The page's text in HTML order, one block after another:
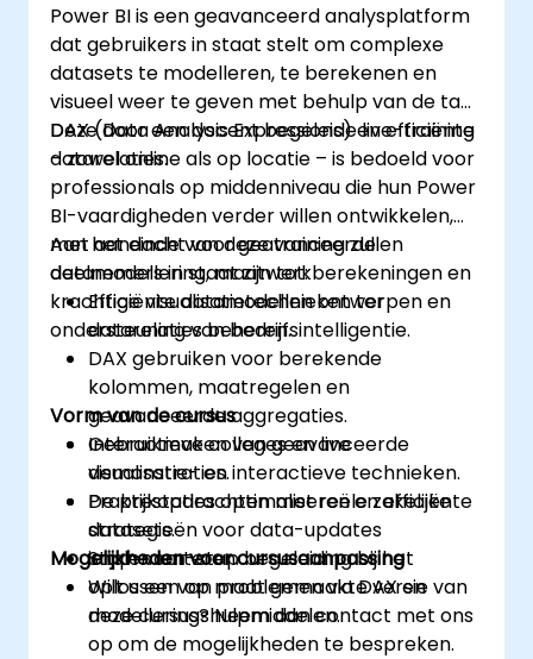
implementeren.
De beste tips en trucs rond
dataverwerking, visualisatie en
presentatie kennen.
Rapporten en dashboards interactief
maken zodat samenwerking binnen
Power BI bevorderd wordt.
Gebruikmaken van geïntegreerde
analyses in Power BI.
Power BI is een geavanceerd analysplatform
dat gebruikers in staat stelt om complexe
datasets te modelleren, te berekenen en
visueel weer te geven met behulp van de taal
DAX (Data Analysis Expressions) en efficiënte
datarelaties.
Deze door een docent begeleide live-training
– zowel online als op locatie – is bedoeld voor
professionals op middenniveau die hun Power
BI-vaardigheden verder willen ontwikkelen,
met aandacht voor geavanceerde
datamodellering, maatwerkberekeningen en
krachtige visualisatietechnieken ter
ondersteuning van bedrijfsintelligentie.
Aan het einde van deze training zullen
deelnemers in staat zijn tot:
Efficiënte datamodellen ontwerpen en
datarelaties beheren.
DAX gebruiken voor berekende
kolommen, maatregelen en
geavanceerde aggregaties.
Gebruikmaken van geavanceerde
visualisatie- en interactieve technieken.
De prestaties optimaliseren en efficiënte
strategieën voor data-updates
implementeren.
Vorm van de cursus
Interactieve colleges en live
demonstraties.
Praktijkopdrachten met reële zakelijke
datasets.
Stap-voor-stap begeleiding bij het
oplossen van problemen via DAX en
modelleringshulpmiddelen.
Mogelijkheden voor cursusaanpassing
Wilt u een op maat gemaakte versie van
deze cursus? Neem dan contact met ons
op om de mogelijkheden te bespreken.